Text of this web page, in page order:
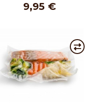
9,95 €